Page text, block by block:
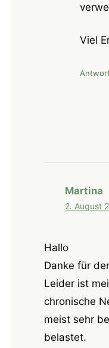
Viel
Martina
2. August
Hallo
Danke für
Leider ist
chronische
meist sehr
belastet.